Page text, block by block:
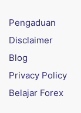
Pengaduan
Disclaimer
Blog
Privacy Policy
Belajar Forex